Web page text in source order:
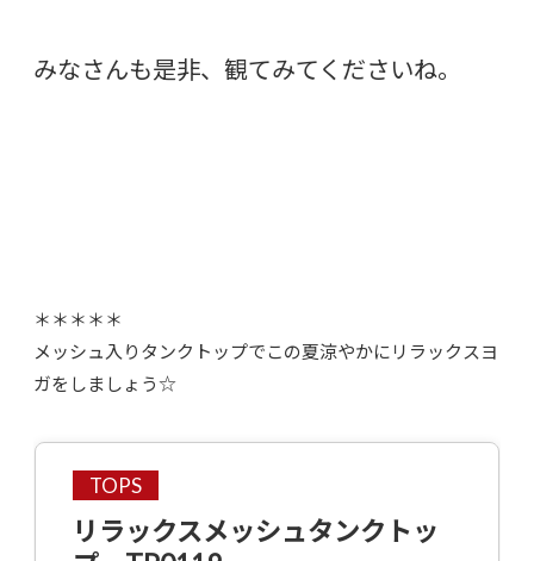
みなさんも是非、観てみてくださいね。
＊＊＊＊＊
メッシュ入りタンクトップでこの夏涼やかにリラックスヨ
ガをしましょう☆
TOPS
リラックスメッシュタンクトッ